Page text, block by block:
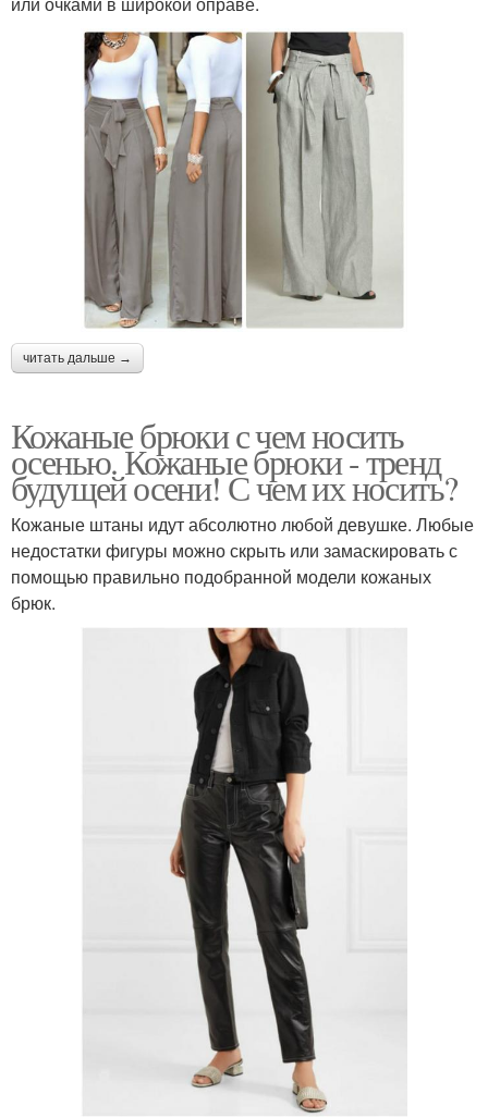
читать дальше →
Кожаные брюки с чем носить
осенью. Кожаные брюки - тренд
будущей осени! С чем их носить?
Кожаные штаны идут абсолютно любой девушке. Любые
недостатки фигуры можно скрыть или замаскировать с
помощью правильно подобранной модели кожаных
брюк.